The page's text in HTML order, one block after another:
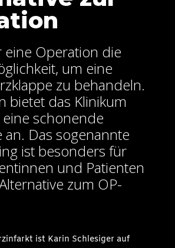
eine Operation die
um eine
zu behandeln.
bietet das Klinikum
schonende
an. Das sogenannte
ist besonders für
und Patienten
zum OP-
ist Karin Schlesiger auf